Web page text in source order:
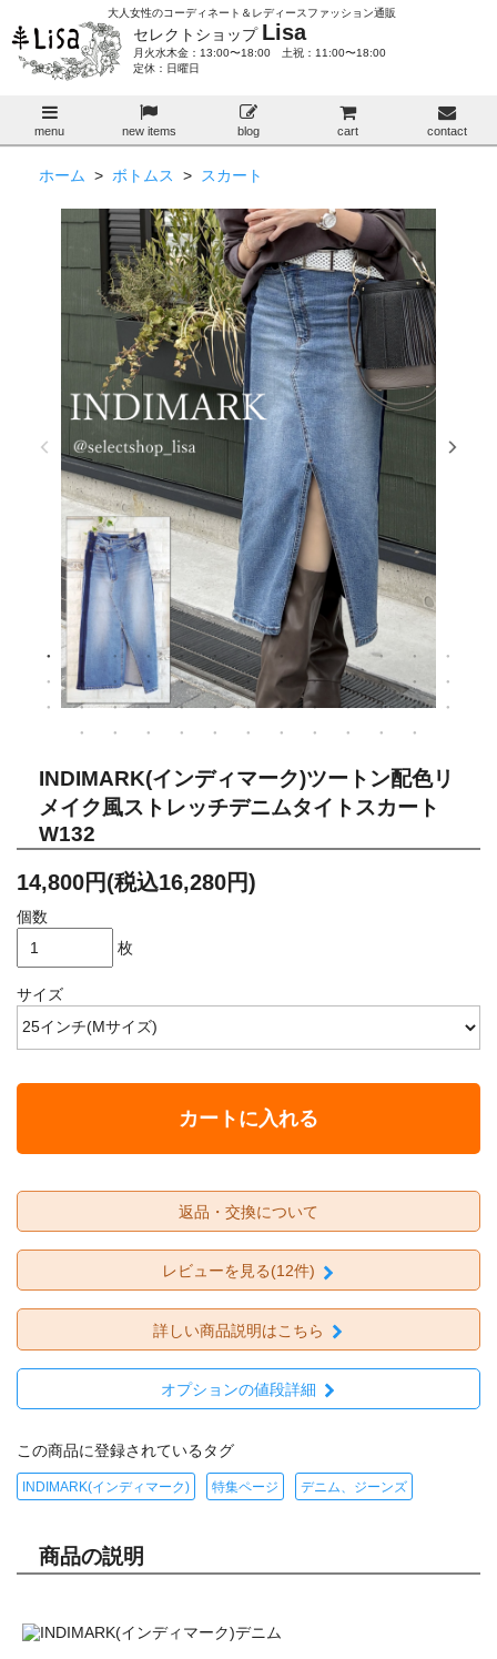
大人女性のコーディネート＆レディースファッション通販
セレクトショップ Lisa
月火水木金：13:00〜18:00 土祝：11:00〜18:00
定休：日曜日
menu new items blog cart contact
ホーム > ボトムス > スカート
INDIMARK(インディマーク)ツートン配色リ
メイク風ストレッチデニムタイトスカート
W132
14,800円(税込16,280円)
個数
枚
サイズ
カートに入れる
返品・交換について
レビューを見る(12件)
詳しい商品説明はこちら
オプションの値段詳細
この商品に登録されているタグ
INDIMARK(インディマーク) 特集ページ デニム、ジーンズ
商品の説明